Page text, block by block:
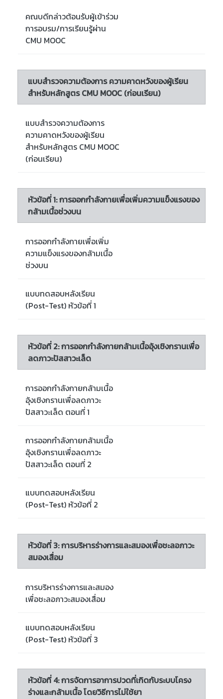
คณบดีกล่าวต้อนรับผู้เข้าร่วม
การอบรม/การเรียนรู้ผ่าน
CMU MOOC
แบบสำรวจความต้องการ ความคาดหวังของผู้เรียน
สำหรับหลักสูตร CMU MOOC (ก่อนเรียน)
แบบสำรวจความต้องการ
ความคาดหวังของผู้เรียน
สำหรับหลักสูตร CMU MOOC
(ก่อนเรียน)
หัวข้อที่ 1: การออกกำลังกายเพื่อเพิ่มความแข็งแรงของ
กล้ามเนื้อช่วงบน
การออกกำลังกายเพื่อเพิ่ม
ความแข็งแรงของกล้ามเนื้อ
ช่วงบน
แบบทดสอบหลังเรียน
(Post-Test) หัวข้อที่ 1
หัวข้อที่ 2: การออกกำลังกายกล้ามเนื้ออุ้งเชิงกรานเพื่อ
ลดภาวะปัสสาวะเล็ด
การออกกำลังกายกล้ามเนื้อ
อุ้งเชิงกรานเพื่อลดภาวะ
ปัสสาวะเล็ด ตอนที่ 1
การออกกำลังกายกล้ามเนื้อ
อุ้งเชิงกรานเพื่อลดภาวะ
ปัสสาวะเล็ด ตอนที่ 2
แบบทดสอบหลังเรียน
(Post-Test) หัวข้อที่ 2
หัวข้อที่ 3: การบริหารร่างการและสมองเพื่อชะลอภาวะ
สมองเสื่อม
การบริหารร่างการและสมอง
เพื่อชะลอภาวะสมองเสื่อม
แบบทดสอบหลังเรียน
(Post-Test) หัวข้อที่ 3
หัวข้อที่ 4: การจัดการอาการปวดที่เกิดกับระบบโครง
ร่างและกล้ามเนื้อ โดยวิธีการไม่ใช้ยา